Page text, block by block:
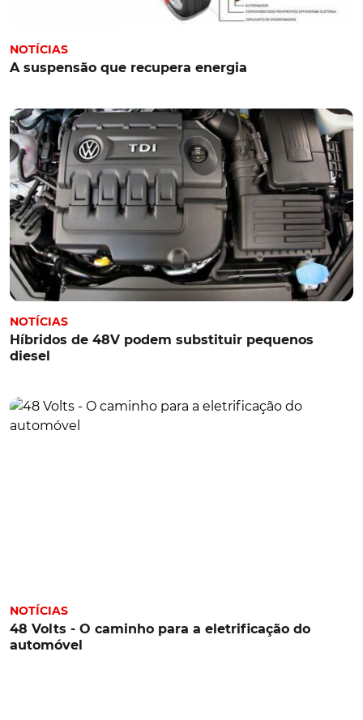
NOTÍCIAS
A suspensão que recupera energia
NOTÍCIAS
Híbridos de 48V podem substituir pequenos
diesel
NOTÍCIAS
48 Volts - O caminho para a eletrificação do
automóvel